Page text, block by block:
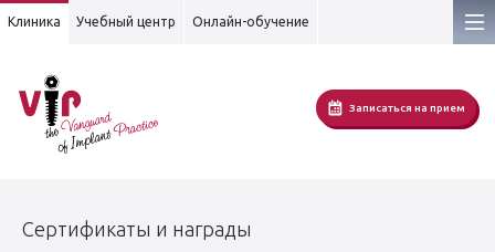
Клиника Учебный центр Онлайн-обучение
Записаться на прием
Сертификаты и награды